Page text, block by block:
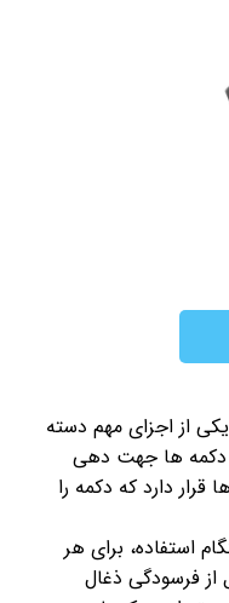
ذغال فابریک دسته ایکس باکس 360 یکی از اجزای مهم دسته
دکمه ها جهت دهی
قرار دارد که دکمه را
برای هر
فرسودگی ذغال